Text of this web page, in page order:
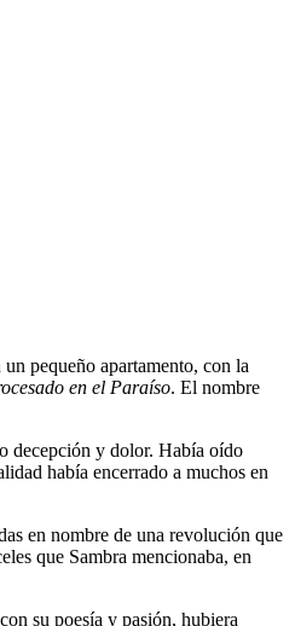
pequeño apartamento, con la
en el Paraíso. El nombre
decepción y dolor. Había oído
había encerrado a muchos en
en nombre de una revolución que
que Sambra mencionaba, en
su poesía y pasión, hubiera